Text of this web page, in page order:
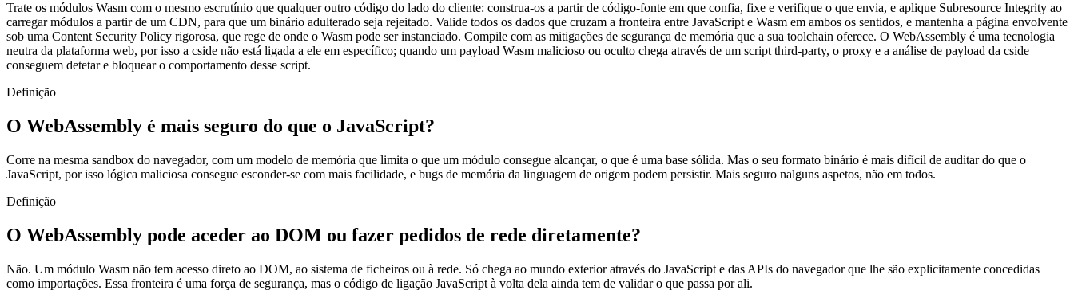
Trate os módulos Wasm com o mesmo escrutínio que qualquer outro código do lado do cliente: construa-os a partir de código-fonte em que confia, fixe e verifique o que envia, e aplique Subresource Integrity ao
carregar módulos a partir de um CDN, para que um binário adulterado seja rejeitado. Valide todos os dados que cruzam a fronteira entre JavaScript e Wasm em ambos os sentidos, e mantenha a página envolvente
sob uma Content Security Policy rigorosa, que rege de onde o Wasm pode ser instanciado. Compile com as mitigações de segurança de memória que a sua toolchain oferece. O WebAssembly é uma tecnologia
neutra da plataforma web, por isso a cside não está ligada a ele em específico; quando um payload Wasm malicioso ou oculto chega através de um script third-party, o proxy e a análise de payload da cside
conseguem detetar e bloquear o comportamento desse script.
Definição
O WebAssembly é mais seguro do que o JavaScript?
Corre na mesma sandbox do navegador, com um modelo de memória que limita o que um módulo consegue alcançar, o que é uma base sólida. Mas o seu formato binário é mais difícil de auditar do que o
JavaScript, por isso lógica maliciosa consegue esconder-se com mais facilidade, e bugs de memória da linguagem de origem podem persistir. Mais seguro nalguns aspetos, não em todos.
Definição
O WebAssembly pode aceder ao DOM ou fazer pedidos de rede diretamente?
Não. Um módulo Wasm não tem acesso direto ao DOM, ao sistema de ficheiros ou à rede. Só chega ao mundo exterior através do JavaScript e das APIs do navegador que lhe são explicitamente concedidas
como importações. Essa fronteira é uma força de segurança, mas o código de ligação JavaScript à volta dela ainda tem de validar o que passa por ali.